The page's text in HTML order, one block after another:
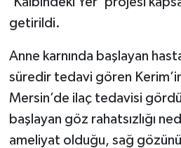
getirildi.
Anne karnında başlayan
süredir tedavi gören
Mersin’de ilaç tedavisi
başlayan göz rahatsızlığı
ameliyat olduğu, sağ